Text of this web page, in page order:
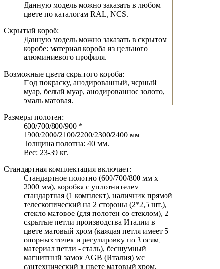
Данную модель можно заказать в любом
цвете по каталогам RAL, NCS.
Скрытый короб:
Данную модель можно заказать в скрытом
коробе: материал короба из цельного
алюминиевого профиля.
Возможные цвета скрытого короба:
Под покраску, анодированный, черный
муар, белый муар, анодированное золото,
эмаль матовая.
Размеры полотен:
600/700/800/900 *
1900/2000/2100/2200/2300/2400 мм
Толщина полотна: 40 мм.
Вес: 23-39 кг.
Стандартная комплектация включает:
Стандартное полотно (600/700/800 мм х
2000 мм), коробка с уплотнителем
стандартная (1 комплект), наличник прямой
телескопический на 2 стороны (2*2,5 шт.),
стекло матовое (для полотен со стеклом), 2
скрытые петли производства Италии в
цвете матовый хром (каждая петля имеет 5
опорных точек и регулировку по 3 осям,
материал петли - сталь), бесшумный
магнитный замок AGB (Италия) wc
сантехнический в цвете матовый хром,